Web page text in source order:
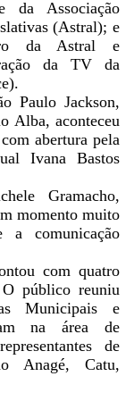
da Associação
(Astral); e
da Astral e
da TV da
Paulo Jackson,
Alba, aconteceu
abertura pela
Ivana Bastos
Gramacho,
momento muito
a comunicação
com quatro
público reuniu
Municipais e
na área de
de
Anagé, Catu,